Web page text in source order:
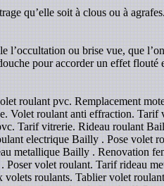
qu’elle soit à clous ou à agrafes.
l’occultation ou brise vue, que
pour accorder un effet flouté
roulant pvc. Remplacement
Volet roulant anti effraction. Tarif
Tarif vitrerie. Rideau roulant
electrique Bailly . Pose volet
metallique Bailly . Renovation
volet roulant. Tarif rideau
roulants. Tablier volet